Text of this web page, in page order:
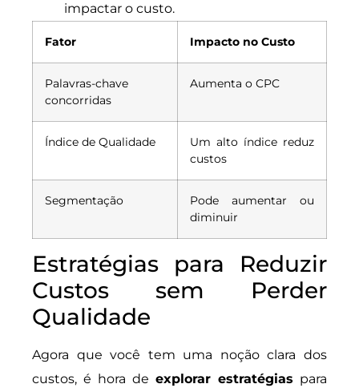
impactar o custo.
Fator Impacto no Custo
Palavras-chave
concorridas
Aumenta o CPC
Índice de Qualidade
Um alto índice reduz
custos
Segmentação
Pode aumentar ou
diminuir
Estratégias para Reduzir
Custos sem Perder
Qualidade
Agora que você tem uma noção clara dos
custos, é hora de explorar estratégias para